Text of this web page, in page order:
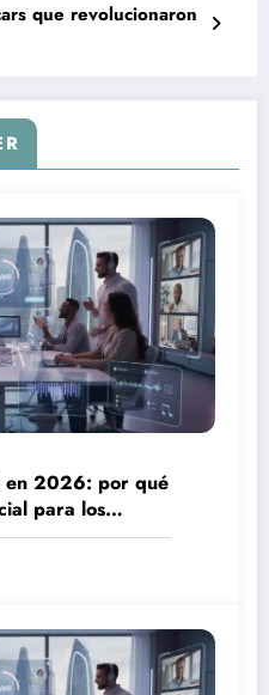
que revolucionaron
en 2026: por qué
para los